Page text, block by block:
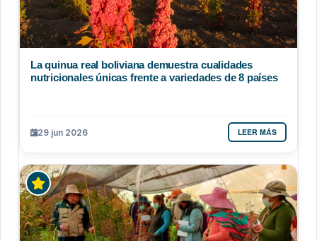
La quinua real boliviana demuestra cualidades
nutricionales únicas frente a variedades de 8 países
29 jun 2026 LEER MÁS